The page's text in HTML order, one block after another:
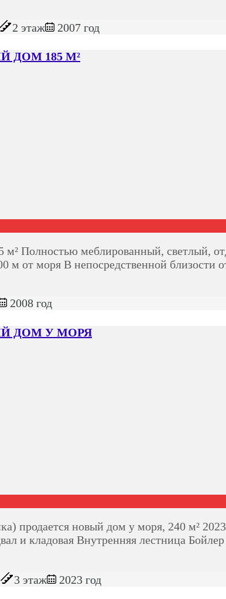
2 этаж 2007 год
ДОМ 185 М²
меблированный, светлый,
м от моря В непосредственной близости
2008 год
ДОМ У МОРЯ
новый дом у моря, 240 м² 2023
и кладовая Внутренняя лестница
3 этаж
2023 год